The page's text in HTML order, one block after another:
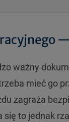
ważny
mieć go
zagraża
to jednak